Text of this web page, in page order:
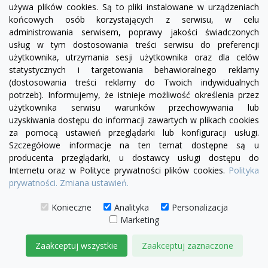
żółtyzielonyczerwony
czekoladowy
używa plików cookies. Są to pliki instalowane w urządzeniach
końcowych osób korzystających z serwisu, w celu
administrowania serwisem, poprawy jakości świadczonych
usług w tym dostosowania treści serwisu do preferencji
użytkownika, utrzymania sesji użytkownika oraz dla celów
statystycznych i targetowania behawioralnego reklamy
(dostosowania treści reklamy do Twoich indywidualnych
potrzeb). Informujemy, że istnieje możliwość określenia przez
użytkownika serwisu warunków przechowywania lub
uzyskiwania dostępu do informacji zawartych w plikach cookies
za pomocą ustawień przeglądarki lub konfiguracji usługi.
Szczegółowe informacje na ten temat dostępne są u
producenta przeglądarki, u dostawcy usługi dostępu do
Internetu oraz w Polityce prywatności plików cookies. Polityka
prywatności. Zmiana ustawień.
Konieczne Analityka
Personalizacja
Marketing
Zaakceptuj wszystkie Zaakceptuj zaznaczone